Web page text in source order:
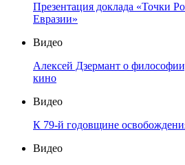
Презентация доклада «Точки
Евразии»
Видео
Алексей Дзермант о
кино
Видео
К 79-й годовщине
Видео